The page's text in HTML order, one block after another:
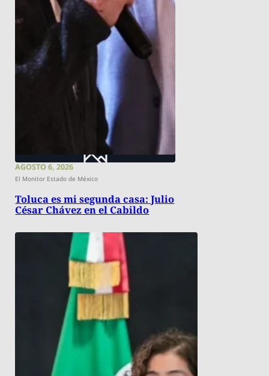
AGOSTO 6, 2026
El Monitor Estado de México
Toluca es mi segunda casa: Julio
César Chávez en el Cabildo